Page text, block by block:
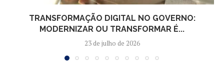
TRANSFORMAÇÃO DIGITAL NO GOVERNO:
MODERNIZAR OU TRANSFORMAR É...
23 de julho de 2026